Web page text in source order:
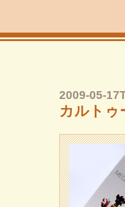
2009-05-
カルトゥ